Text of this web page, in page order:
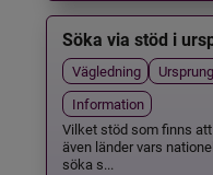
Söka via stöd i
Vägledning
Information
Vilket stöd som finns
även länder vars
söka s...